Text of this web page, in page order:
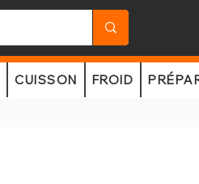
CUISSON FROID